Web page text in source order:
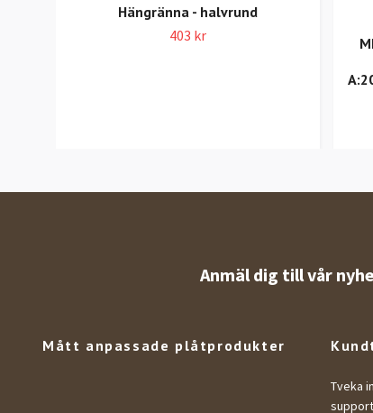
Hängränna - halvrund
403 kr
Anmäl dig till vår
Mått anpassade plåtprodukter
Tveka